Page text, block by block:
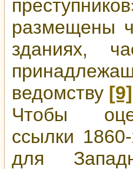
размещены
зданиях,
ведомству [9]
Чтобы
ссылки
для